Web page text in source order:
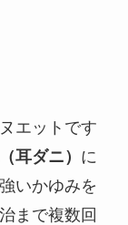
エットです
耳ダニ） に
いかゆみを
まで複数回